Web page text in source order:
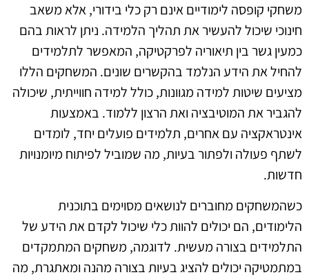
משחקי קופסה לימודיים אינם רק כלי בידורי, אלא משאב
חינוכי שיכול להעשיר את תהליך הלמידה. ניתן לראות בהם
כמעין גשר בין תיאוריה לפרקטיקה, המאפשר לתלמידים
להחיל את הידע הנלמד בהקשרים שונים. המשחקים הללו
מציעים שיטות למידה מגוונות, כולל למידה חווייתית, שיכולה
להגביר את המוטיבציה ואת הרצון ללמוד. באמצעות
אינטראקציה עם אחרים, תלמידים פועלים יחד, לומדים
לשתף פעולה ולפתור בעיות, מה שמוביל לפיתוח מיומנויות
חדשות.
כשהמשחקים מחוברים לנושאים מסוימים בתוכנית
הלימודים, הם יכולים להוות כלי שיכול לקדם את הידע של
התלמידים בצורה מעשית. לדוגמה, משחקים המתמקדים
במתמטיקה יכולים להציג בעיות בצורה מהנה ומאתגרת, מה